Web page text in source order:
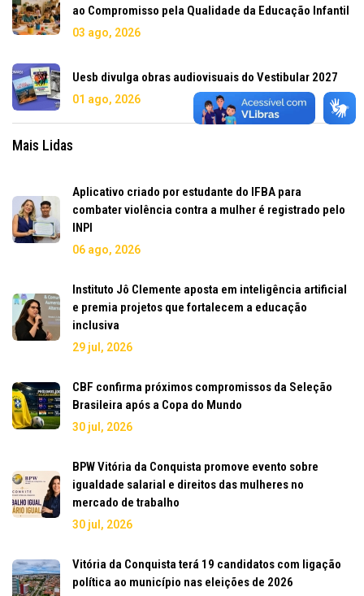
ao Compromisso pela Qualidade da Educação Infantil
03 ago, 2026
Uesb divulga obras audiovisuais do Vestibular 2027
01 ago, 2026
Mais Lidas
Aplicativo criado por estudante do IFBA para
combater violência contra a mulher é registrado pelo
INPI
06 ago, 2026
Instituto Jô Clemente aposta em inteligência artificial
e premia projetos que fortalecem a educação
inclusiva
29 jul, 2026
CBF confirma próximos compromissos da Seleção
Brasileira após a Copa do Mundo
30 jul, 2026
BPW Vitória da Conquista promove evento sobre
igualdade salarial e direitos das mulheres no
mercado de trabalho
30 jul, 2026
Vitória da Conquista terá 19 candidatos com ligação
política ao município nas eleições de 2026